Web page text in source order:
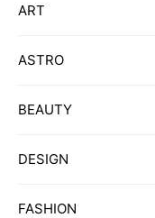
ART
ASTRO
BEAUTY
DESIGN
FASHION